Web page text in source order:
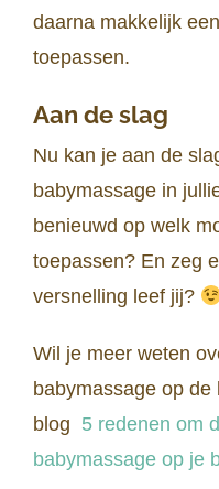
daarna makkelijk
toepassen.
Aan de slag
Nu kan je aan de
babymassage in
benieuwd op welk
toepassen? En zeg
versnelling leef jij?
Wil je meer weten
babymassage op
blog 5 redenen om
babymassage op je